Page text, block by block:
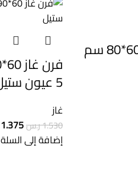
فرن غاز جي في سي برو 60*80 سم
5 عيون ستيل
غاز
1.530ر.س1.375
إضافة إلى السلة